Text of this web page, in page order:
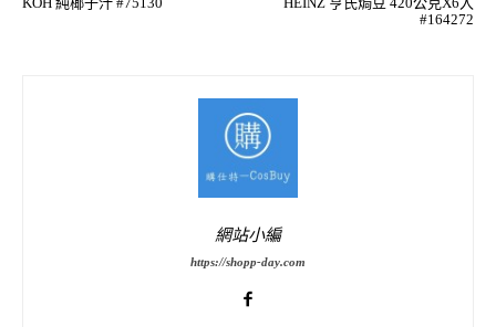
#164272
網站小編
https://shopp-day.com